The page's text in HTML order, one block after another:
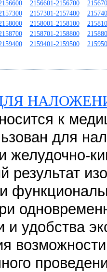
2156601-2156700
2157301-2157400
2158001-2158100
2158701-2158800
2159401-2159500
к
для
желудочно-
результат
и удобства